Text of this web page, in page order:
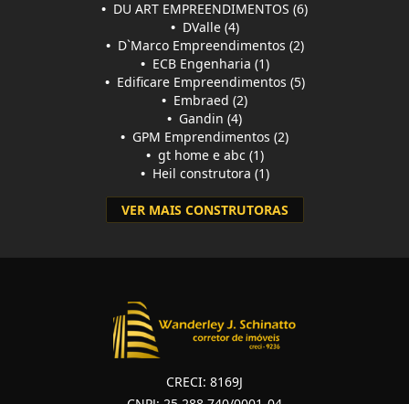
• DU ART EMPREENDIMENTOS (6)
• DValle (4)
• D`Marco Empreendimentos (2)
• ECB Engenharia (1)
• Edificare Empreendimentos (5)
• Embraed (2)
• Gandin (4)
• GPM Emprendimentos (2)
• gt home e abc (1)
• Heil construtora (1)
VER MAIS CONSTRUTORAS
CRECI: 8169J